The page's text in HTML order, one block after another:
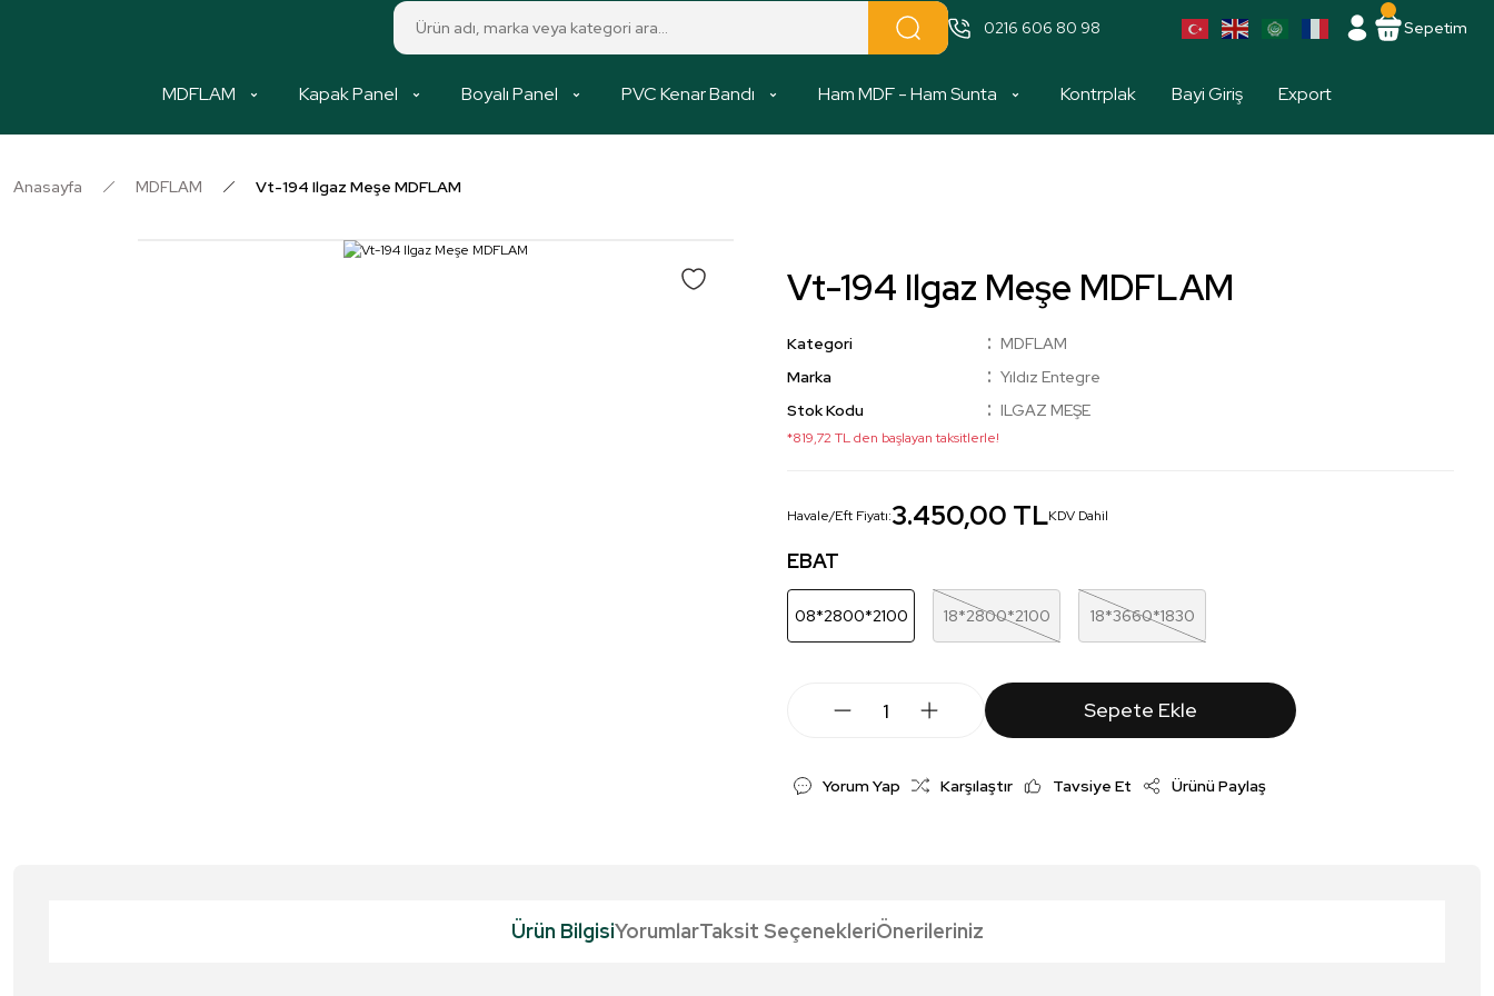
0216 606 80 98 Sepetim
MDFLAM Kapak Panel Boyalı Panel PVC Kenar Bandı Ham MDF - Ham Sunta Kontrplak Bayi Giriş Export
Anasayfa MDFLAM Vt-194 Ilgaz Meşe MDFLAM
Vt-194 Ilgaz Meşe MDFLAM
Kategori
MDFLAM
Marka
Yıldız Entegre
Stok Kodu
ILGAZ MEŞE
*819,72 TL den başlayan taksitlerle!
Havale/Eft Fiyatı:3.450,00 TLKDV Dahil
EBAT
08*2800*2100 18*2800*2100 18*3660*1830
Sepete Ekle
Yorum Yap Karşılaştır Tavsiye Et Ürünü Paylaş
Ürün BilgisiYorumlarTaksit SeçenekleriÖnerileriniz